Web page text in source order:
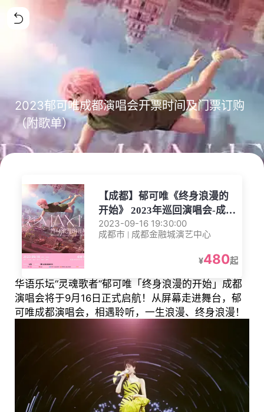
2023郁可唯成都演唱会开票时间及门票订购
（附歌单）
【成都】郁可唯《终身浪漫的
开始》 2023年巡回演唱会-成都
站
2023-09-16 19:30:00
成都市 | 成都金融城演艺中心
¥480起
华语乐坛“灵魂歌者”郁可唯「终身浪漫的开始」成都
演唱会将于9月16日正式启航！从屏幕走进舞台，郁
可唯成都演唱会，相遇聆听，一生浪漫、终身浪漫！